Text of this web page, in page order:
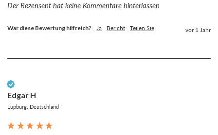
Der Rezensent hat keine Kommentare hinterlassen
War diese Bewertung hilfreich? Ja Bericht Teilen Sie vor 1 Jahr
Edgar H
Lupburg, Deutschland